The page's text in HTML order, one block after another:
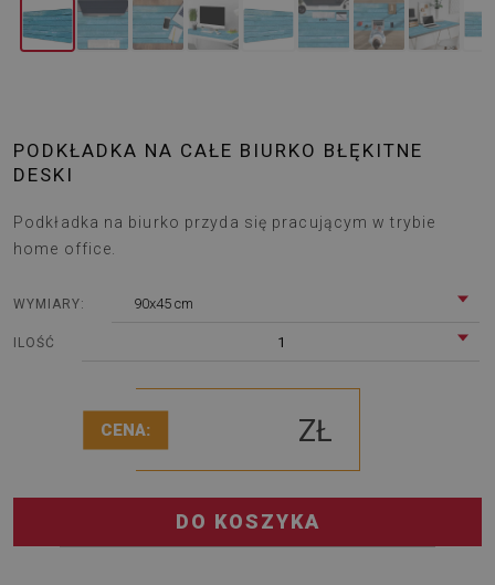
PODKŁADKA NA CAŁE BIURKO BŁĘKITNE
DESKI
Podkładka na biurko przyda się pracującym w trybie
home office.
WYMIARY: 90x45 cm
ILOŚĆ 1
CENA: ZŁ
DO KOSZYKA